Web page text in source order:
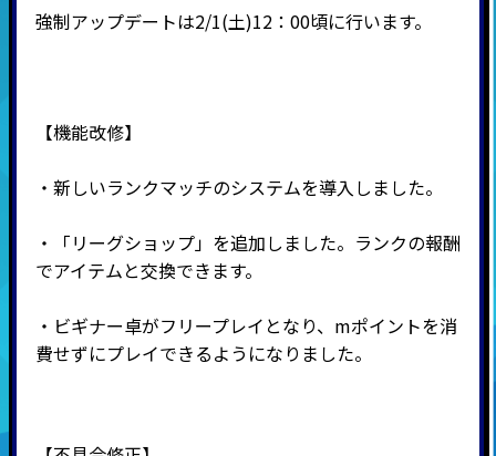
強制アップデートは2/1(土)12：00頃に行います。
【機能改修】
・新しいランクマッチのシステムを導入しました。
・「リーグショップ」を追加しました。ランクの報酬
でアイテムと交換できます。
・ビギナー卓がフリープレイとなり、mポイントを消
費せずにプレイできるようになりました。